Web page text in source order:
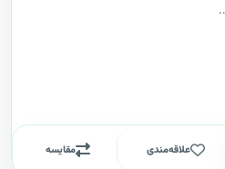
علاقه‌مندی مقایسه